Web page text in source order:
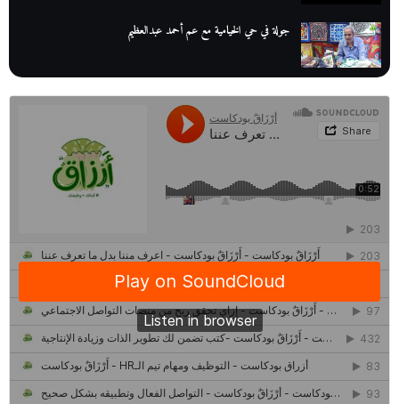
جولة في حي الخيامية مع عم أحمد عبدالعظيم
عم عوض| قصة كفاح بائع كتب تبدأ بالأُمية
أقدم مطحن بن في مصر| يكشف لنا أسرار صناعة البن
حصاد 2022 لمشروع "رواد 2030″
كل ما تريد معرفته عن مشروع "رواد 2030″